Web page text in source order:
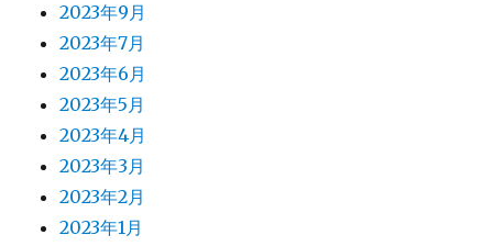
2023年9月
2023年7月
2023年6月
2023年5月
2023年4月
2023年3月
2023年2月
2023年1月